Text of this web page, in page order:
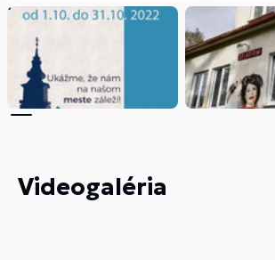
Videogaléria